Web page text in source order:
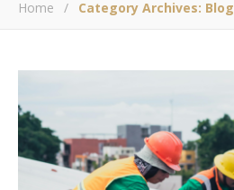
Home / Category Archives: Blog